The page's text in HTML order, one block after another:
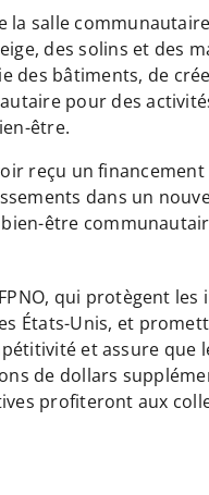
la salle
des solins et des
des bâtiments, de
pour des
être.
reçu un financement
dans un
être
qui protègent les
États-Unis, et
et assure que
de dollars
profiteront aux